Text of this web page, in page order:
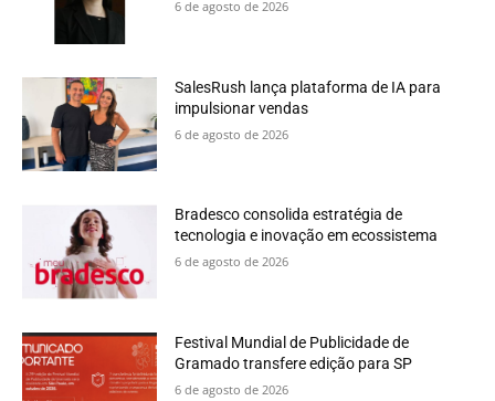
6 de agosto de 2026
SalesRush lança plataforma de IA para
impulsionar vendas
6 de agosto de 2026
Bradesco consolida estratégia de
tecnologia e inovação em ecossistema
6 de agosto de 2026
Festival Mundial de Publicidade de
Gramado transfere edição para SP
6 de agosto de 2026